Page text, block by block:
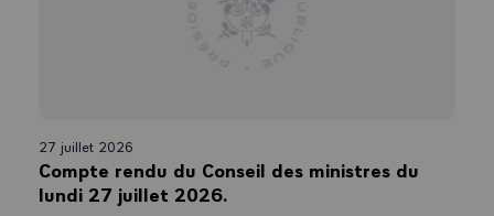
27 juillet 2026
Compte rendu du Conseil des ministres du
lundi 27 juillet 2026.